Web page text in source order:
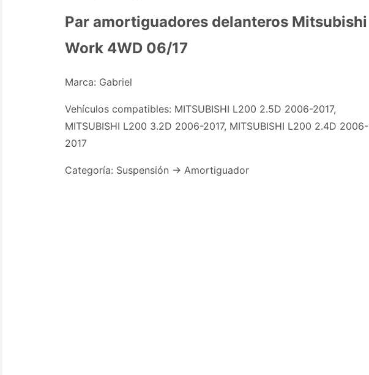
Par amortiguadores delanteros Mitsubishi
Work 4WD 06/17
Marca: Gabriel
Vehículos compatibles: MITSUBISHI L200 2.5D 2006-2017,
MITSUBISHI L200 3.2D 2006-2017, MITSUBISHI L200 2.4D 2006-
2017
Categoría: Suspensión -> Amortiguador